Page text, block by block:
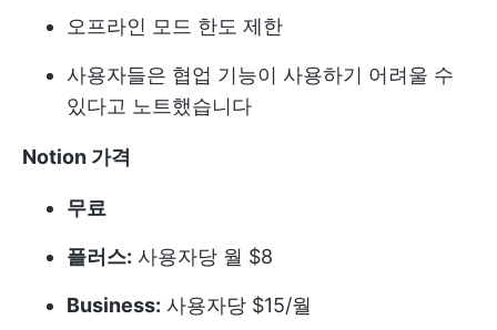
오프라인 모드 한도 제한
사용자들은 협업 기능이 사용하기 어려울 수
있다고 노트했습니다
Notion 가격
무료
플러스: 사용자당 월 $8
Business: 사용자당 $15/월